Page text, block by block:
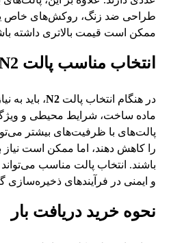
طراحی ضد زنگ، روکش‌های خاص یا
ممکن است قیمت بالاتری داشته
انتخاب مناسب پالت
در هنگام انتخاب پالتN2، باید به
ماده ساخت، شرایط محیطی و
پالت‌های با ظرفیت‌های بیشتر
را کاهش دهند، اما ممکن است
باشند. انتخاب پالت مناسب می‌تواند
و ایمنی در فرآیندهای ذخیره‌سازی
نحوه خرید دریافت بار